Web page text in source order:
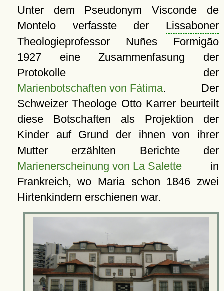
Unter dem Pseudonym Visconde de
Montelo verfasste der Lissaboner
Theologieprofessor Nuñes Formigão
1927 eine Zusammenfasung der
Protokolle der
Marienbotschaften von Fátima. Der
Schweizer Theologe Otto Karrer beurteilt
diese Botschaften als Projektion der
Kinder auf Grund der ihnen von ihrer
Mutter erzählten Berichte der
Marienerscheinung von La Salettein
Frankreich, wo Maria schon 1846 zwei
Hirtenkindern erschienen war.